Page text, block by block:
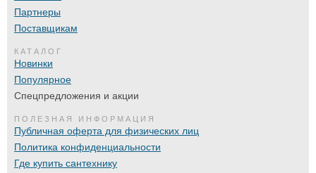
Партнеры
Поставщикам
КАТАЛОГ
Новинки
Популярное
Спецпредложения и акции
ПОЛЕЗНАЯ ИНФОРМАЦИЯ
Публичная оферта для физических лиц
Политика конфиденциальности
Где купить сантехнику